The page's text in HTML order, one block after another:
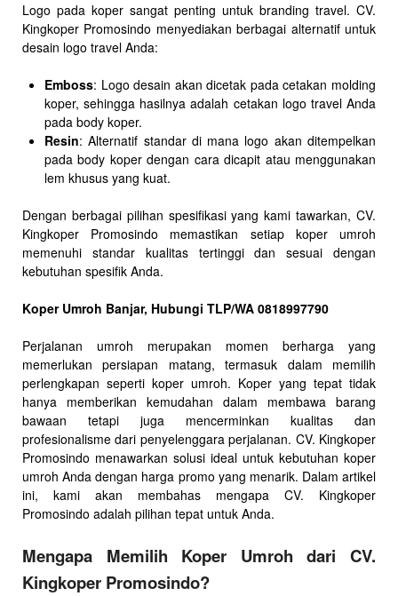
Logo pada koper sangat penting untuk branding travel. CV.
Kingkoper Promosindo menyediakan berbagai alternatif untuk
desain logo travel Anda:
Emboss: Logo desain akan dicetak pada cetakan molding
koper, sehingga hasilnya adalah cetakan logo travel Anda
pada body koper.
Resin: Alternatif standar di mana logo akan ditempelkan
pada body koper dengan cara dicapit atau menggunakan
lem khusus yang kuat.
Dengan berbagai pilihan spesifikasi yang kami tawarkan, CV.
Kingkoper Promosindo memastikan setiap koper umroh
memenuhi standar kualitas tertinggi dan sesuai dengan
kebutuhan spesifik Anda.
Koper Umroh Banjar, Hubungi TLP/WA 0818997790
Perjalanan umroh merupakan momen berharga yang
memerlukan persiapan matang, termasuk dalam memilih
perlengkapan seperti koper umroh. Koper yang tepat tidak
hanya memberikan kemudahan dalam membawa barang
bawaan tetapi juga mencerminkan kualitas dan
profesionalisme dari penyelenggara perjalanan. CV. Kingkoper
Promosindo menawarkan solusi ideal untuk kebutuhan koper
umroh Anda dengan harga promo yang menarik. Dalam artikel
ini, kami akan membahas mengapa CV. Kingkoper
Promosindo adalah pilihan tepat untuk Anda.
Mengapa Memilih Koper Umroh dari CV.
Kingkoper Promosindo?